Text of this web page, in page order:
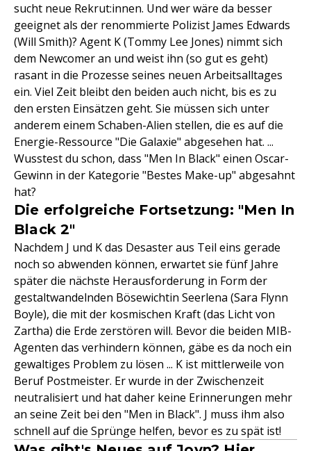
sucht neue Rekrut:innen. Und wer wäre da besser
geeignet als der renommierte Polizist James Edwards
(Will Smith)? Agent K (Tommy Lee Jones) nimmt sich
dem Newcomer an und weist ihn (so gut es geht)
rasant in die Prozesse seines neuen Arbeitsalltages
ein. Viel Zeit bleibt den beiden auch nicht, bis es zu
den ersten Einsätzen geht. Sie müssen sich unter
anderem einem Schaben-Alien stellen, die es auf die
Energie-Ressource "Die Galaxie" abgesehen hat. ...
Wusstest du schon, dass "Men In Black" einen Oscar-
Gewinn in der Kategorie "Bestes Make-up" abgesahnt
hat?
Die erfolgreiche Fortsetzung: "Men In
Black 2"
Nachdem J und K das Desaster aus Teil eins gerade
noch so abwenden können, erwartet sie fünf Jahre
später die nächste Herausforderung in Form der
gestaltwandelnden Bösewichtin Seerlena (Sara Flynn
Boyle), die mit der kosmischen Kraft (das Licht von
Zartha) die Erde zerstören will. Bevor die beiden MIB-
Agenten das verhindern können, gäbe es da noch ein
gewaltiges Problem zu lösen ... K ist mittlerweile von
Beruf Postmeister. Er wurde in der Zwischenzeit
neutralisiert und hat daher keine Erinnerungen mehr
an seine Zeit bei den "Men in Black". J muss ihm also
schnell auf die Sprünge helfen, bevor es zu spät ist!